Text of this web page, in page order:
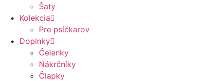
Šaty
Kolekcia
Pre psíčkarov
Doplnky
Čelenky
Nákrčníky
Čiapky